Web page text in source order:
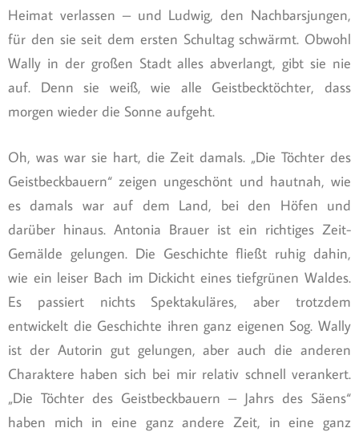
Heimat verlassen – und Ludwig, den Nachbarsjungen,
für den sie seit dem ersten Schultag schwärmt. Obwohl
Wally in der großen Stadt alles abverlangt, gibt sie nie
auf. Denn sie weiß, wie alle Geistbecktöchter, dass
morgen wieder die Sonne aufgeht.
Oh, was war sie hart, die Zeit damals. „Die Töchter des
Geistbeckbauern“ zeigen ungeschönt und hautnah, wie
es damals war auf dem Land, bei den Höfen und
darüber hinaus. Antonia Brauer ist ein richtiges Zeit-
Gemälde gelungen. Die Geschichte fließt ruhig dahin,
wie ein leiser Bach im Dickicht eines tiefgrünen Waldes.
Es passiert nichts Spektakuläres, aber trotzdem
entwickelt die Geschichte ihren ganz eigenen Sog. Wally
ist der Autorin gut gelungen, aber auch die anderen
Charaktere haben sich bei mir relativ schnell verankert.
„Die Töchter des Geistbeckbauern – Jahrs des Säens“
haben mich in eine ganz andere Zeit, in eine ganz